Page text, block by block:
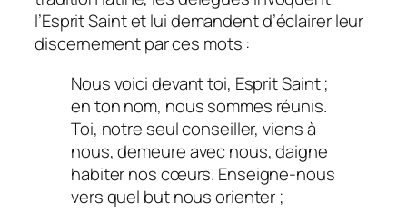
l’Esprit Saint et lui demandent d’éclairer leur
discernement par ces mots :
Nous voici devant toi, Esprit Saint ;
en ton nom, nous sommes réunis.
Toi, notre seul conseiller, viens à
nous, demeure avec nous, daigne
habiter nos cœurs. Enseigne-nous
vers quel but nous orienter ;